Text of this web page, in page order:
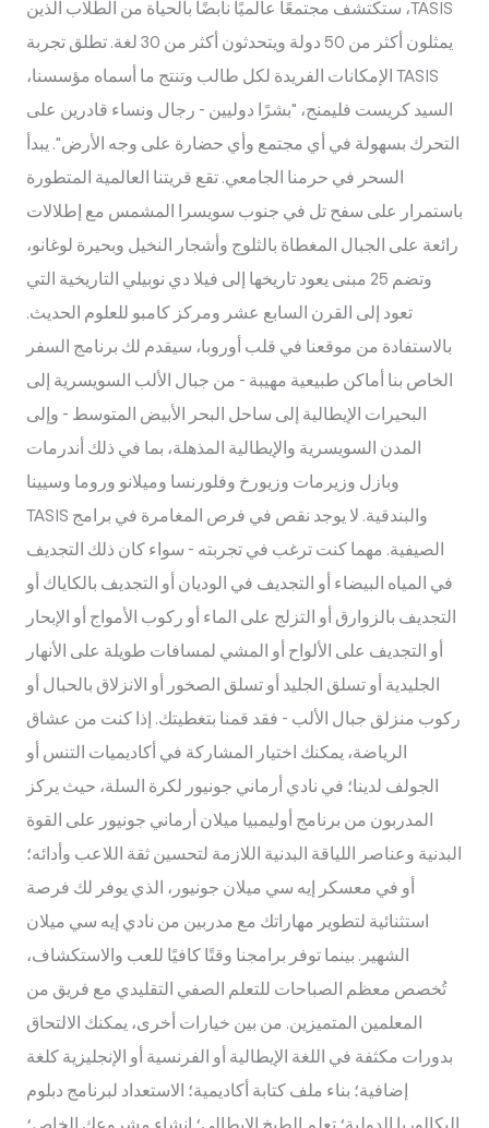
TASIS، ستكتشف مجتمعًا عالميًا نابضًا بالحياة من الطلاب الذين
يمثلون أكثر من 50 دولة ويتحدثون أكثر من 30 لغة. تطلق تجربة
TASIS الإمكانات الفريدة لكل طالب وتنتج ما أسماه مؤسسنا،
السيد كريست فليمنج، "بشرًا دوليين - رجال ونساء قادرين على
التحرك بسهولة في أي مجتمع وأي حضارة على وجه الأرض". يبدأ
السحر في حرمنا الجامعي. تقع قريتنا العالمية المتطورة
باستمرار على سفح تل في جنوب سويسرا المشمس مع إطلالات
رائعة على الجبال المغطاة بالثلوج وأشجار النخيل وبحيرة لوغانو،
وتضم 25 مبنى يعود تاريخها إلى فيلا دي نوبيلي التاريخية التي
تعود إلى القرن السابع عشر ومركز كامبو للعلوم الحديث.
بالاستفادة من موقعنا في قلب أوروبا، سيقدم لك برنامج السفر
الخاص بنا أماكن طبيعية مهيبة - من جبال الألب السويسرية إلى
البحيرات الإيطالية إلى ساحل البحر الأبيض المتوسط - وإلى
المدن السويسرية والإيطالية المذهلة، بما في ذلك أندرمات
وبازل وزيرمات وزيورخ وفلورنسا وميلانو وروما وسيينا
والبندقية. لا يوجد نقص في فرص المغامرة في برامج TASIS
الصيفية. مهما كنت ترغب في تجربته - سواء كان ذلك التجديف
في المياه البيضاء أو التجديف في الوديان أو التجديف بالكاياك أو
التجديف بالزوارق أو التزلج على الماء أو ركوب الأمواج أو الإبحار
أو التجديف على الألواح أو المشي لمسافات طويلة على الأنهار
الجليدية أو تسلق الجليد أو تسلق الصخور أو الانزلاق بالحبال أو
ركوب منزلق جبال الألب - فقد قمنا بتغطيتك. إذا كنت من عشاق
الرياضة، يمكنك اختيار المشاركة في أكاديميات التنس أو
الجولف لدينا؛ في نادي أرماني جونيور لكرة السلة، حيث يركز
المدربون من برنامج أوليمبيا ميلان أرماني جونيور على القوة
البدنية وعناصر اللياقة البدنية اللازمة لتحسين ثقة اللاعب وأدائه؛
أو في معسكر إيه سي ميلان جونيور، الذي يوفر لك فرصة
استثنائية لتطوير مهاراتك مع مدربين من نادي إيه سي ميلان
الشهير. بينما توفر برامجنا وقتًا كافيًا للعب والاستكشاف،
تُخصص معظم الصباحات للتعلم الصفي التقليدي مع فريق من
المعلمين المتميزين. من بين خيارات أخرى، يمكنك الالتحاق
بدورات مكثفة في اللغة الإيطالية أو الفرنسية أو الإنجليزية كلغة
إضافية؛ بناء ملف كتابة أكاديمية؛ الاستعداد لبرنامج دبلوم